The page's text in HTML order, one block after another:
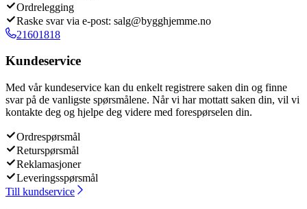
Ordrelegging
Raske svar via e-post: salg@bygghjemme.no
21601818
Kundeservice
Med vår kundeservice kan du enkelt registrere saken din og finne
svar på de vanligste spørsmålene. Når vi har mottatt saken din, vil vi
kontakte deg og hjelpe deg videre med forespørselen din.
Ordrespørsmål
Returspørsmål
Reklamasjoner
Leveringsspørsmål
Till kundservice